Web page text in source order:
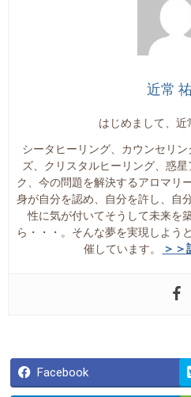
近常
はじめまして、近
シータヒーリング、カウンセリ
ズ、クリスタルヒーリング、惑
ク、今の問題を解決するアロマリ
身が自分を認め、自分を許し、自
性に気が付いてそうして未来を
ら・・・。そんな夢を実現しよ
催しています。
＞＞
Facebook